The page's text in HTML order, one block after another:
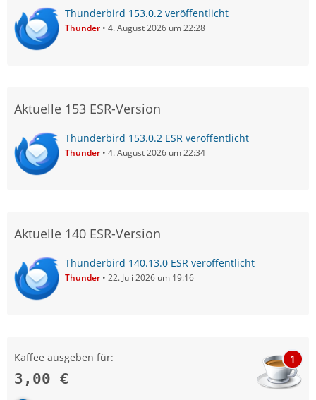
Thunderbird 153.0.2 veröffentlicht
Thunder 4. August 2026 um 22:28
Aktuelle 153 ESR-Version
Thunderbird 153.0.2 ESR veröffentlicht
Thunder 4. August 2026 um 22:34
Aktuelle 140 ESR-Version
Thunderbird 140.13.0 ESR veröffentlicht
Thunder 22. Juli 2026 um 19:16
Kaffee ausgeben für:
3,00 €
1